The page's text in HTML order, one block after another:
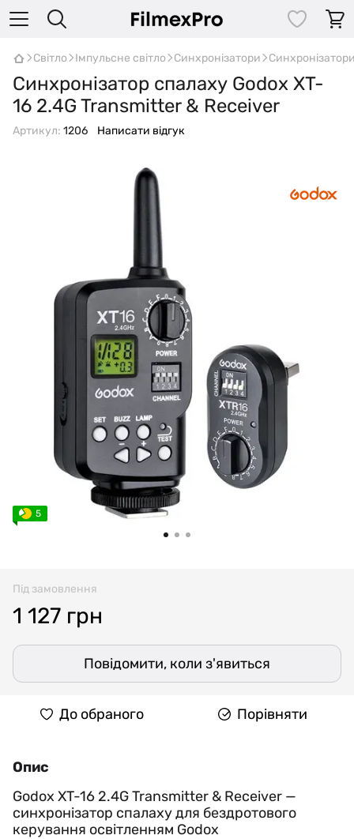
Світло Імпульсне світло Синхронізатори
Синхронізатор спалаху Godox XT-
16 2.4G Transmitter & Receiver
Артикул: 1206 Написати відгук
5
Під замовлення
1 127 грн
Повідомити, коли з'явиться
До обраного Порівняти
Опис
Godox XT-16 2.4G Transmitter & Receiver —
синхронізатор спалаху для бездротового
керування освітленням Godox